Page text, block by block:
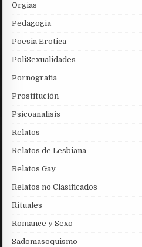
Orgias
Pedagogia
Poesia Erotica
PoliSexualidades
Pornografia
Prostitución
Psicoanalisis
Relatos
Relatos de Lesbiana
Relatos Gay
Relatos no Clasificados
Rituales
Romance y Sexo
Sadomasoquismo